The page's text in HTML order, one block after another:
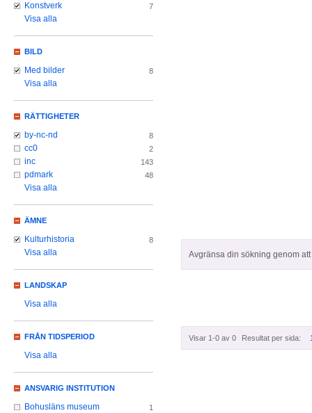
Avgränsa din sökning genom
Visar 1-0 av 0 Resultat per sida:
Konstverk 7
Visa alla
BILD
Med bilder 8
Visa alla
RÄTTIGHETER
by-nc-nd 8
cc0 2
inc 143
pdmark 48
Visa alla
ÄMNE
Kulturhistoria 8
Visa alla
LANDSKAP
Visa alla
FRÅN TIDSPERIOD
Visa alla
ANSVARIG INSTITUTION
Bohusläns museum 1